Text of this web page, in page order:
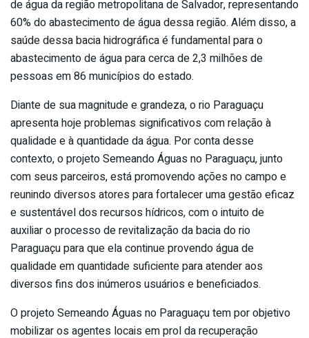
de água da região metropolitana de Salvador, representando
60% do abastecimento de água dessa região. Além disso, a
saúde dessa bacia hidrográfica é fundamental para o
abastecimento de água para cerca de 2,3 milhões de
pessoas em 86 municípios do estado.
Diante de sua magnitude e grandeza, o rio Paraguaçu
apresenta hoje problemas significativos com relação à
qualidade e à quantidade da água. Por conta desse
contexto, o projeto Semeando Águas no Paraguaçu, junto
com seus parceiros, está promovendo ações no campo e
reunindo diversos atores para fortalecer uma gestão eficaz
e sustentável dos recursos hídricos, com o intuito de
auxiliar o processo de revitalização da bacia do rio
Paraguaçu para que ela continue provendo água de
qualidade em quantidade suficiente para atender aos
diversos fins dos inúmeros usuários e beneficiados.
O projeto Semeando Águas no Paraguaçu tem por objetivo
mobilizar os agentes locais em prol da recuperação